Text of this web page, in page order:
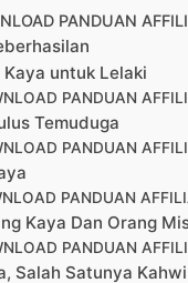
PANDUAN
untuk Lelaki
PANDUAN
Temuduga
PANDUAN
PANDUAN
Kaya Dan Orang
PANDUAN
Salah Satunya